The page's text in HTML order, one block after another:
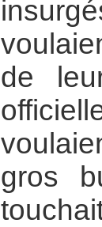
de
gros